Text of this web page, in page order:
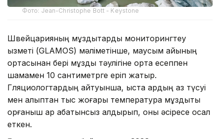
Фото: Jean-Christophe Bott - Keystone
Швейцарияның мұздықтарды мониторингтеу
қызметі (GLAMOS) мәліметінше, маусым айының
ортасынан бері мұздық тәулігіне орта есеппен
шамамен 10 сантиметрге еріп жатыр.
Гляциологтардың айтуынша, қыста қардың аз түсуі
мен қалыптан тыс жоғары температура мұздықты
қорғаныш қар қабатынсыз қалдырып, оны әсіресе осал
еткен.